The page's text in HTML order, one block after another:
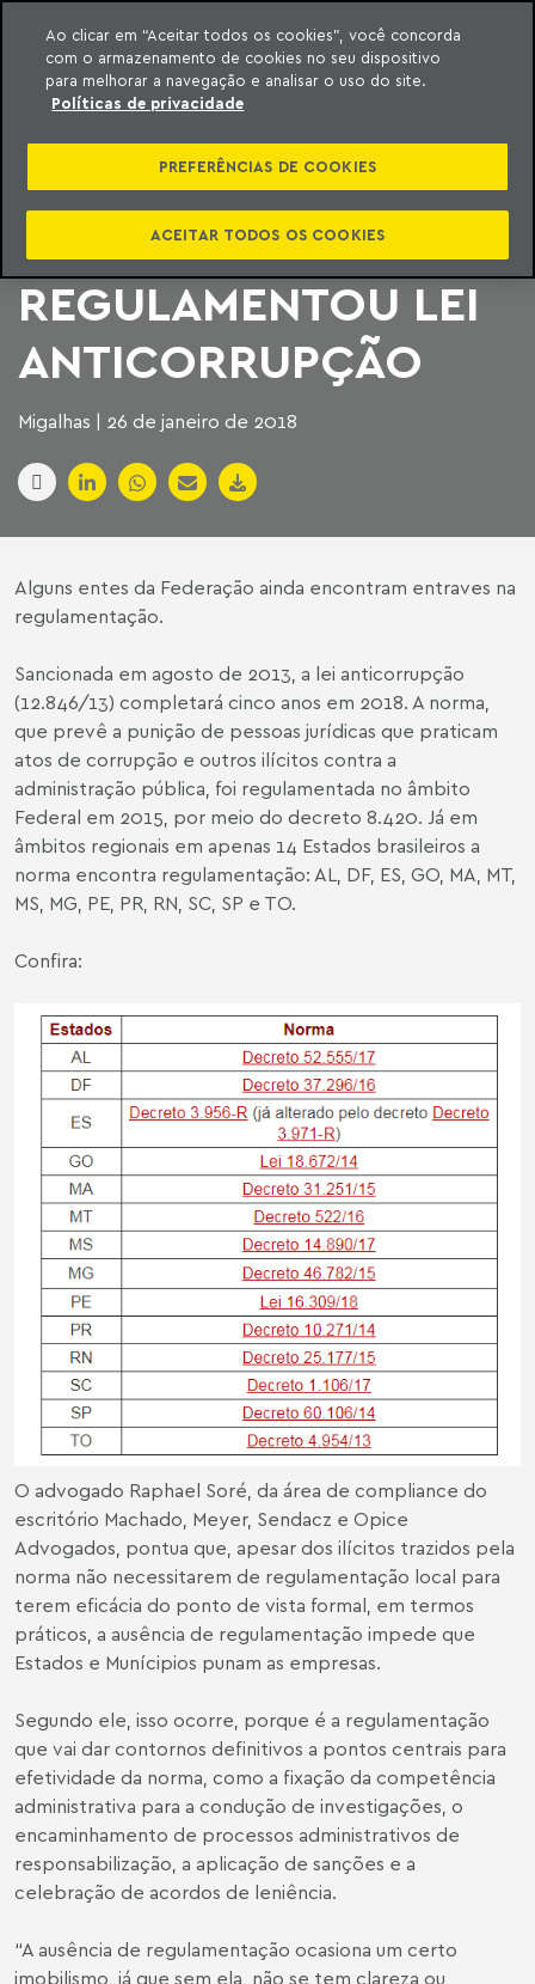
o conteúdo
Machado Meyer
APÓS QUASE 5 ANOS,
METADE DOS
ESTADOS
REGULAMENTOU LEI
ANTICORRUPÇÃO
Migalhas | 26 de janeiro de 2018
Alguns entes da Federação ainda encontram entraves na
regulamentação.
Sancionada em agosto de 2013, a lei anticorrupção
(12.846/13) completará cinco anos em 2018. A norma,
que prevê a punição de pessoas jurídicas que praticam
atos de corrupção e outros ilícitos contra a
administração pública, foi regulamentada no âmbito
Federal em 2015, por meio do decreto 8.420. Já em
âmbitos regionais em apenas 14 Estados brasileiros a
norma encontra regulamentação: AL, DF, ES, GO, MA, MT,
MS, MG, PE, PR, RN, SC, SP e TO.
Confira:
O advogado Raphael Soré , da área de compliance do
escritório Machado, Meyer, Sendacz e Opice
Advogados, pontua que, apesar dos ilícitos trazidos pela
norma não necessitarem de regulamentação local para
terem eficácia do ponto de vista formal, em termos
práticos, a ausência de regulamentação impede que
Estados e Munícipios punam as empresas.
Segundo ele, isso ocorre, porque é a regulamentação
que vai dar contornos definitivos a pontos centrais para
efetividade da norma, como a fixação da competência
administrativa para a condução de investigações, o
encaminhamento de processos administrativos de
responsabilização, a aplicação de sanções e a
celebração de acordos de leniência.
“A ausência de regulamentação ocasiona um certo
imobilismo, já que sem ela, não se tem clareza ou
Ao clicar em “Aceitar todos os cookies”, você concorda
com o armazenamento de cookies no seu dispositivo
para melhorar a navegação e analisar o uso do site.
Políticas de privacidade
PREFERÊNCIAS DE COOKIES
ACEITAR TODOS OS COOKIES